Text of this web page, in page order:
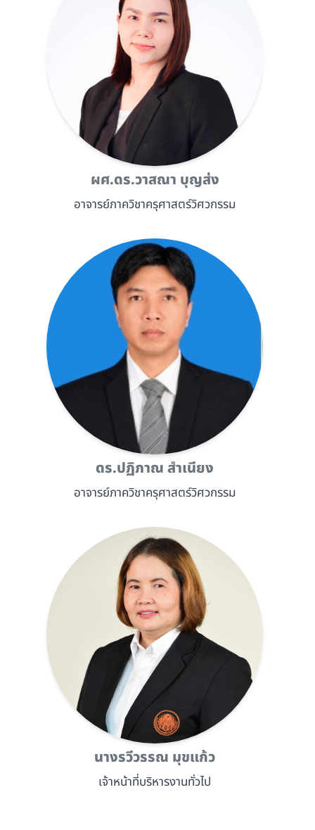
ผศ.ดร.วาสณา บุญส่ง
อาจารย์ภาควิชาครุศาสตร์วิศวกรรม
ดร.ปฏิภาณ สำเนียง
อาจารย์ภาควิชาครุศาสตร์วิศวกรรม
นางรวีวรรณ มุขแก้ว
เจ้าหน้าที่บริหารงานทั่วไป